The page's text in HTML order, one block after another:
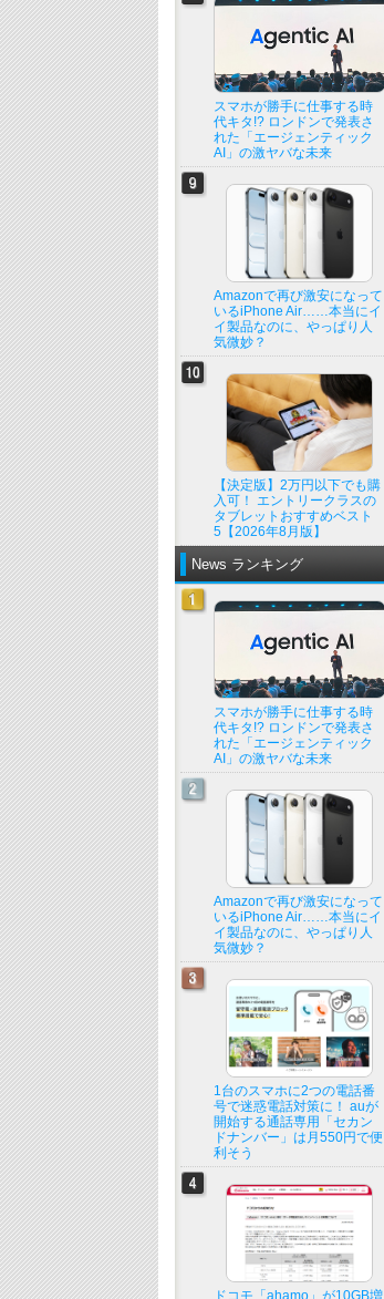
スマホが勝手に仕事する時
代キタ!? ロンドンで発表さ
れた「エージェンティック
AI」の激ヤバな未来
Amazonで再び激安になって
いるiPhone Air……本当にイ
イ製品なのに、やっぱり人
気微妙？
【決定版】2万円以下でも購
入可！ エントリークラスの
タブレットおすすめベスト
5【2026年8月版】
News ランキング
スマホが勝手に仕事する時
代キタ!? ロンドンで発表さ
れた「エージェンティック
AI」の激ヤバな未来
Amazonで再び激安になって
いるiPhone Air……本当にイ
イ製品なのに、やっぱり人
気微妙？
1台のスマホに2つの電話番
号で迷惑電話対策に！ auが
開始する通話専用「セカン
ドナンバー」は月550円で便
利そう
ドコモ「ahamo」が10GB増